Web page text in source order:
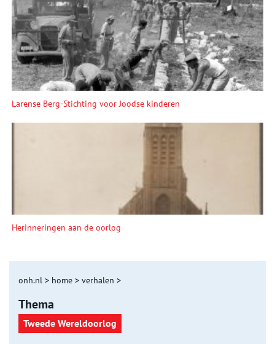
Larense Berg-Stichting voor Joodse kinderen
Herinneringen aan de oorlog
onh.nl > home > verhalen >
Thema
Tweede Wereldoorlog